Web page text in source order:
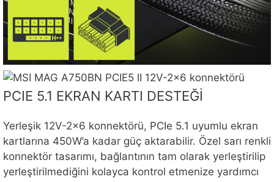
PCIE 5.1 EKRAN KARTI DESTEĞİ
Yerleşik 12V-2×6 konnektörü, PCIe 5.1 uyumlu ekran
kartlarına 450W’a kadar güç aktarabilir. Özel sarı renkli
konnektör tasarımı, bağlantının tam olarak yerleştirilip
yerleştirilmediğini kolayca kontrol etmenize yardımcı